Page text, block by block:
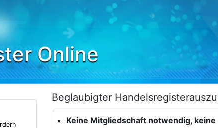
Online
Beglaubigter
Keine Mitgliedschaft notwendig, keine